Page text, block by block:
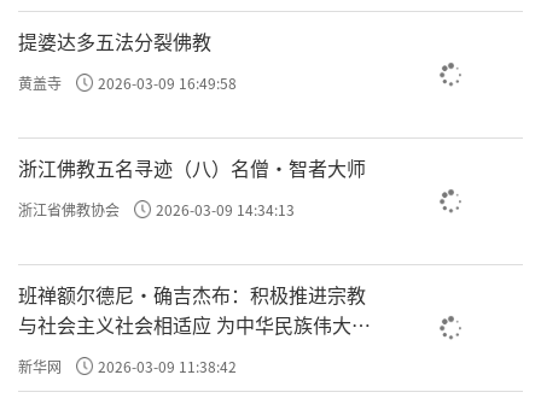
提婆达多五法分裂佛教
黄盖寺 2026-03-09 16:49:58
浙江佛教五名寻迹（八）名僧·智者大师
浙江省佛教协会 2026-03-09 14:34:13
班禅额尔德尼·确吉杰布：积极推进宗教
与社会主义社会相适应 为中华民族伟大复
兴贡献力量
新华网 2026-03-09 11:38:42